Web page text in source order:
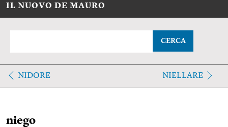
IL NUOVO DE MAURO
CERCA
NIDORE NIELLARE
niego